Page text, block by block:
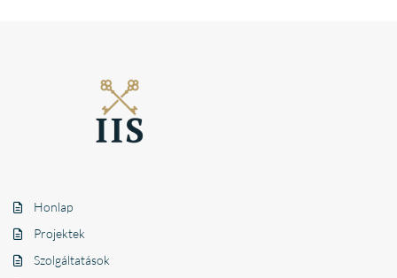
Honlap
Projektek
Szolgáltatások